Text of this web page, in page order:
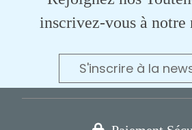
inscrivez-vous à notre
S'inscrire à la